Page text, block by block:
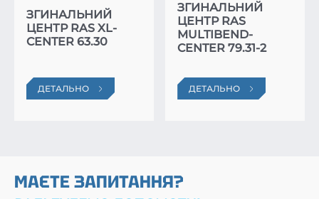
ЗГИНАЛЬНИЙ
ЦЕНТР RAS XL-
CENTER 63.30
ДЕТАЛЬНО
ЗГИНАЛЬНИЙ
ЦЕНТР RAS
MULTIBEND-
CENTER 79.31-2
ДЕТАЛЬНО
МАЄТЕ ЗАПИТАННЯ?